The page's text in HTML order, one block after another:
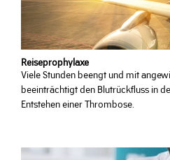
Reiseprophylaxe
Viele Stunden beengt und mit
beeinträchtigt den Blutrückfluss in
Entstehen einer Thrombose.